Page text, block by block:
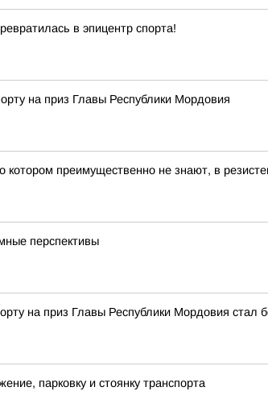
в эпицентр спорта!
на приз Главы Республики Мордовия
преимущественно не знают, в
перспективы
на приз Главы Республики Мордовия стал
парковку и стоянку транспорта